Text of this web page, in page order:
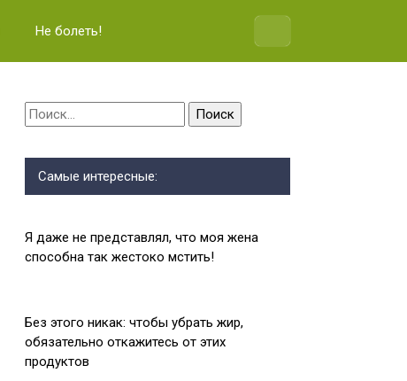
Не болеть!
Найти:
Самые интересные:
Я даже не представлял, что моя жена
способна так жестоко мстить!
Без этого никак: чтобы убрать жир,
обязательно откажитесь от этих
продуктов